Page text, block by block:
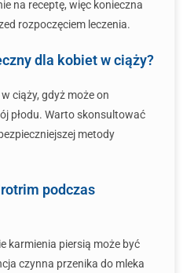
na receptę, więc konieczna
rozpoczęciem leczenia.
dla kobiet w ciąży?
ciąży, gdyż może on
płodu. Warto skonsultować
metody
podczas
karmienia piersią może być
czynna przenika do mleka